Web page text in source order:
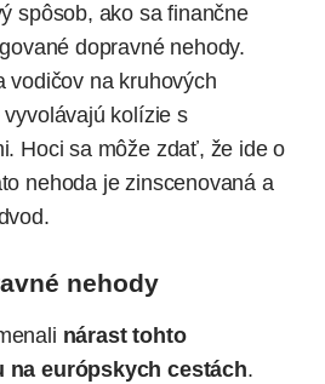
spôsob, ako sa finančne
dopravné nehody.
vodičov na kruhových
kolízie s
Hoci sa môže zdať, že ide o
nehoda je zinscenovaná a
.
nehody
nárast tohto
na európskych cestách.